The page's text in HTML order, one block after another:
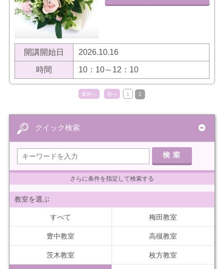
開講開始日 2026.10.16
時間 10：10～12：10
最初へ 前へ 1 2
クイック検索
さらに条件を指定して検索する
教室を選ぶ
すべて 梅田教室
豊中教室 高槻教室
茨木教室 枚方教室